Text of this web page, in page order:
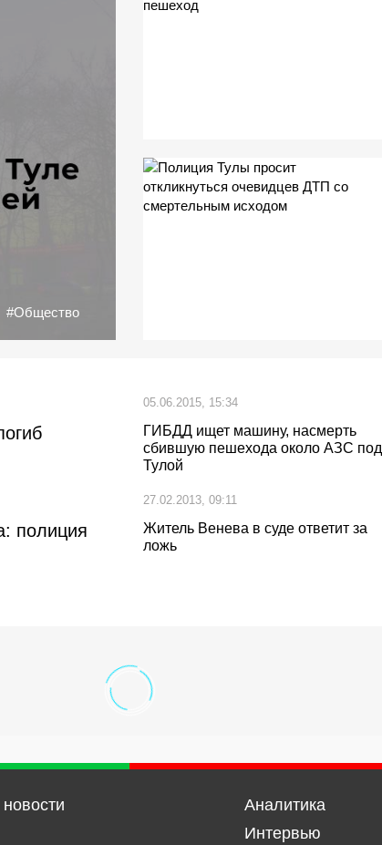
#Общество
05.06.2015, 15:34
ГИБДД ищет машину, насмерть
сбившую пешехода около АЗС под
Тулой
полиция
27.02.2013, 09:11
Житель Венева в суде ответит за
ложь
Аналитика
Интервью